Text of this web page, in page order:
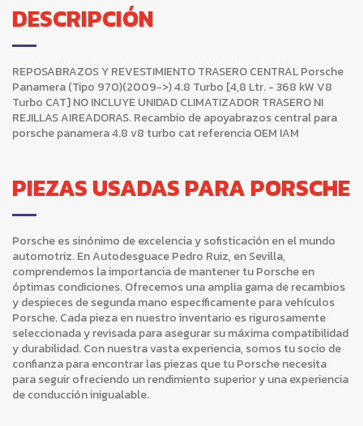
DESCRIPCIÓN
REPOSABRAZOS Y REVESTIMIENTO TRASERO CENTRAL Porsche
Panamera (Tipo 970)(2009->) 4.8 Turbo [4,8 Ltr. - 368 kW V8
Turbo CAT] NO INCLUYE UNIDAD CLIMATIZADOR TRASERO NI
REJILLAS AIREADORAS. Recambio de apoyabrazos central para
porsche panamera 4.8 v8 turbo cat referencia OEM IAM
PIEZAS USADAS PARA PORSCHE
Porsche es sinónimo de excelencia y sofisticación en el mundo
automotriz. En Autodesguace Pedro Ruiz, en Sevilla,
comprendemos la importancia de mantener tu Porsche en
óptimas condiciones. Ofrecemos una amplia gama de recambios
y despieces de segunda mano específicamente para vehículos
Porsche. Cada pieza en nuestro inventario es rigurosamente
seleccionada y revisada para asegurar su máxima compatibilidad
y durabilidad. Con nuestra vasta experiencia, somos tu socio de
confianza para encontrar las piezas que tu Porsche necesita
para seguir ofreciendo un rendimiento superior y una experiencia
de conducción inigualable.